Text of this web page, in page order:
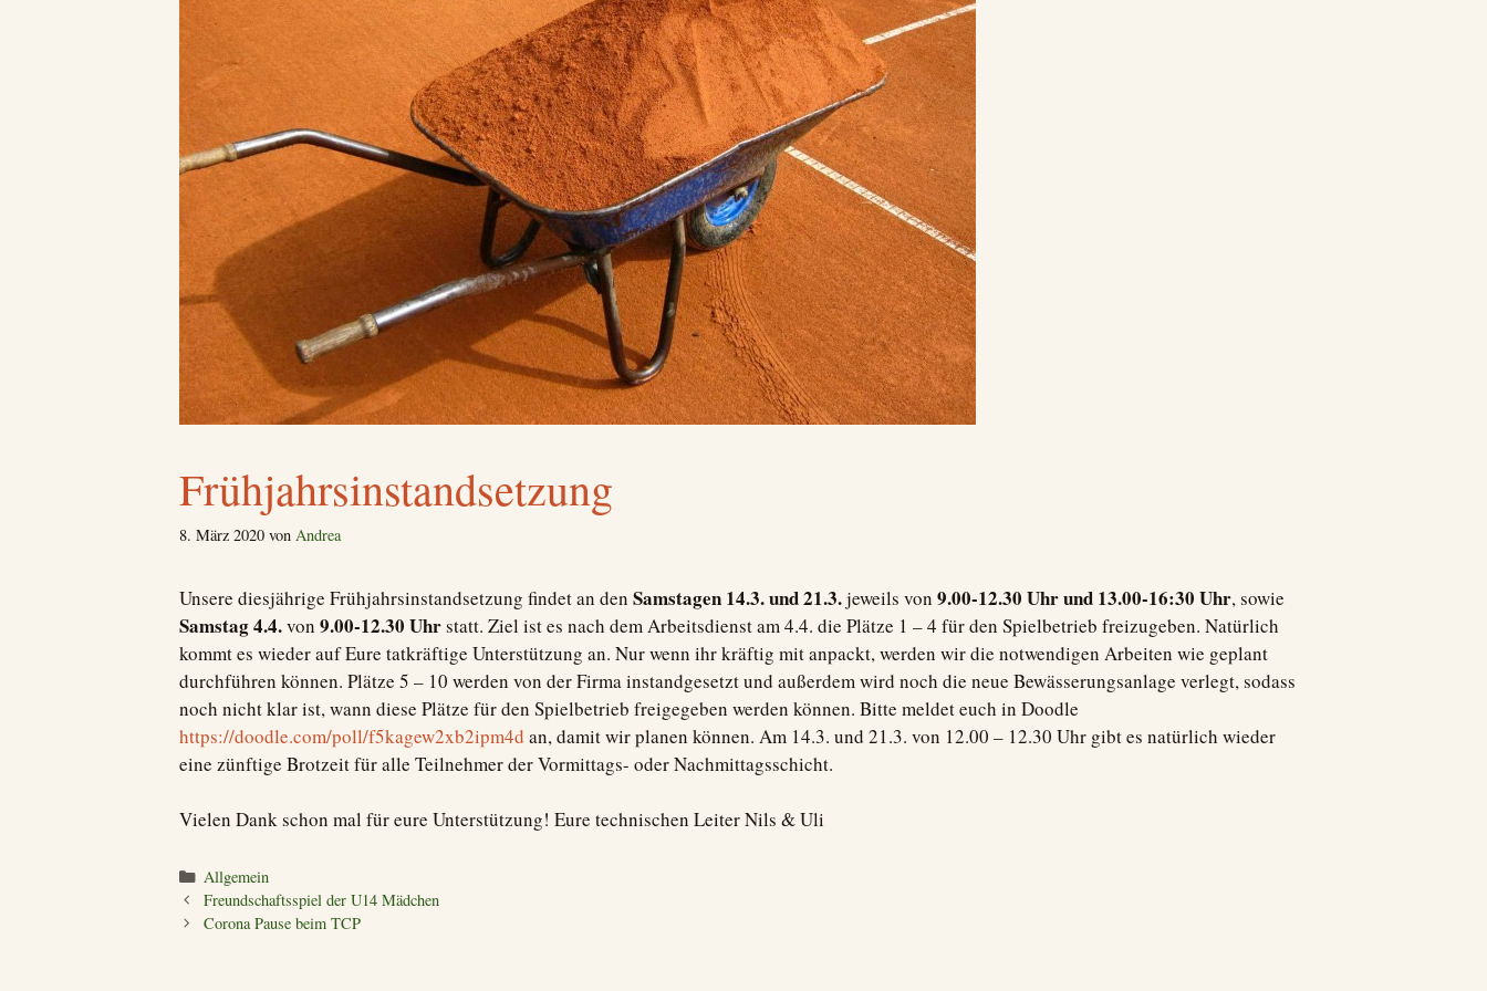
Frühjahrsinstandsetzung
8. März 2020 von Andrea
Unsere diesjährige Frühjahrsinstandsetzung findet an den Samstagen 14.3. und 21.3.jeweils von 9.00-12.30 Uhr und 13.00-16:30 Uhr, sowie
Samstag 4.4.von 9.00-12.30 Uhrstatt. Ziel ist es nach dem Arbeitsdienst am 4.4. die Plätze 1 – 4 für den Spielbetrieb freizugeben. Natürlich
kommt es wieder auf Eure tatkräftige Unterstützung an. Nur wenn ihr kräftig mit anpackt, werden wir die notwendigen Arbeiten wie geplant
durchführen können. Plätze 5 – 10 werden von der Firma instandgesetzt und außerdem wird noch die neue Bewässerungsanlage verlegt, sodass
noch nicht klar ist, wann diese Plätze für den Spielbetrieb freigegeben werden können. Bitte meldet euch in Doodle
https://doodle.com/poll/f5kagew2xb2ipm4d an, damit wir planen können. Am 14.3. und 21.3. von 12.00 – 12.30 Uhr gibt es natürlich wieder
eine zünftige Brotzeit für alle Teilnehmer der Vormittags- oder Nachmittagsschicht.
Vielen Dank schon mal für eure Unterstützung! Eure technischen Leiter Nils & Uli
Kategorien
Allgemein
Freundschaftsspiel der U14 Mädchen
Corona Pause beim TCP